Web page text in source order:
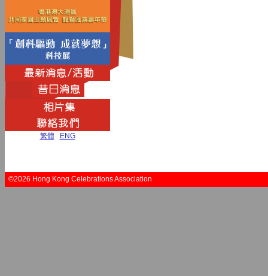
繁體 ENG
©2026 Hong Kong Celebrations Association